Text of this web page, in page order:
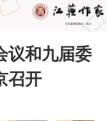
议和九届委
召开